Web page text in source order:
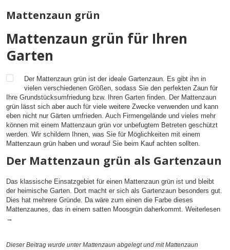
Mattenzaun grün
Mattenzaun grün für Ihren
Garten
Der Mattenzaun grün ist der ideale Gartenzaun. Es gibt ihn in
vielen verschiedenen Größen, sodass Sie den perfekten Zaun für
Ihre Grundstücksumfriedung bzw. Ihren Garten finden. Der Mattenzaun
grün lässt sich aber auch für viele weitere Zwecke verwenden und kann
eben nicht nur Gärten umfrieden. Auch Firmengelände und vieles mehr
können mit einem Mattenzaun grün vor unbefugtem Betreten geschützt
werden. Wir schildern Ihnen, was Sie für Möglichkeiten mit einem
Mattenzaun grün haben und worauf Sie beim Kauf achten sollten.
Der Mattenzaun grün als Gartenzaun
Das klassische Einsatzgebiet für einen Mattenzaun grün ist und bleibt
der heimische Garten. Dort macht er sich als Gartenzaun besonders gut.
Dies hat mehrere Gründe. Da wäre zum einen die Farbe dieses
Mattenzaunes, das in einem satten Moosgrün daherkommt. Weiterlesen
→
Dieser Beitrag wurde unterMattenzaun abgelegt und mitMattenzaun